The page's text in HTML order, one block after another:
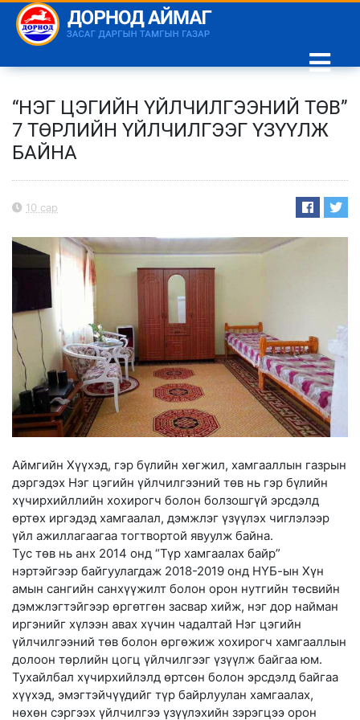
“НЭГ ЦЭГИЙН ҮЙЛЧИЛГЭЭНИЙ ТӨВ”
7 ТӨРЛИЙН ҮЙЛЧИЛГЭЭГ ҮЗҮҮЛЖ
БАЙНА
10 сар
Аймгийн Хүүхэд, гэр бүлийн хөгжил, хамгааллын газрын
дэргэдэх Нэг цэгийн үйлчилгээний төв нь гэр бүлийн
хүчирхийллийн хохирогч болон болзошгүй эрсдэлд
өртөх иргэдэд хамгаалал, дэмжлэг үзүүлэх чиглэлээр
үйл ажиллагаагаа тогтвортой явуулж байна.
Тус төв нь анх 2014 онд “Түр хамгаалах байр”
нэртэйгээр байгуулагдаж 2018-2019 онд НҮБ-ын Хүн
амын сангийн санхүүжилт болон орон нутгийн төсвийн
дэмжлэгтэйгээр өргөтгөн засвар хийж, нэг дор найман
иргэнийг хүлээн авах хүчин чадалтай Нэг цэгийн
үйлчилгээний төв болон өргөжиж хохирогч хамгааллын
долоон төрлийн цогц үйлчилгээг үзүүлж байгаа юм.
Тухайлбал хүчирхийлэлд өртсөн болон эрсдэлд байгаа
хүүхэд, эмэгтэйчүүдийг түр байрлуулан хамгаалах,
нөхөн сэргээх үйлчилгээ үзүүлэхийн зэрэгцээ орон